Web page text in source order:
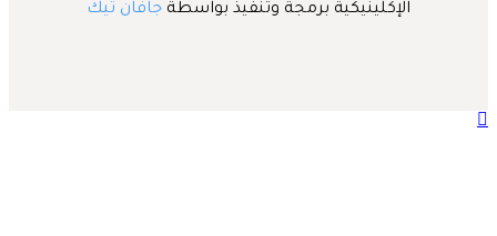
الإكلينيكية برمجة وتنفيذ بواسطةجافان تيك